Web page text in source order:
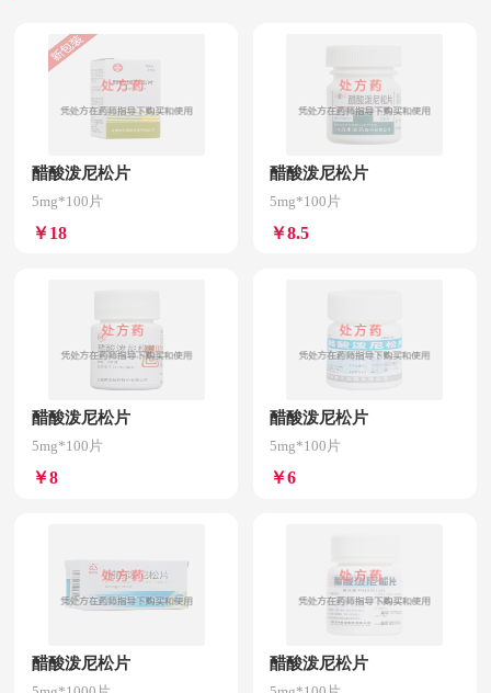
醋酸泼尼松片
5mg*100片
￥18
醋酸泼尼松片
5mg*100片
￥8.5
醋酸泼尼松片
5mg*100片
￥8
醋酸泼尼松片
5mg*100片
￥6
醋酸泼尼松片 醋酸泼尼松片